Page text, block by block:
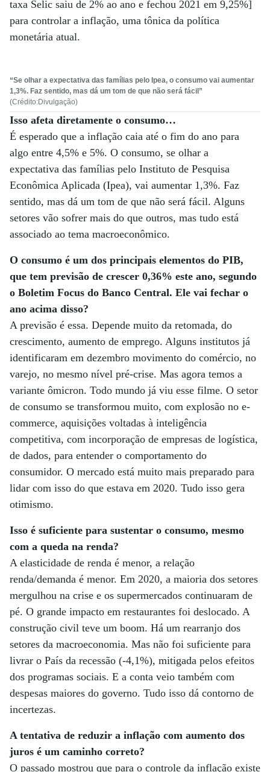
taxa Selic saiu de 2% ao ano e fechou 2021 em 9,25%]
para controlar a inflação, uma tônica da política
monetária atual.
“Se olhar a expectativa das famílias pelo Ipea, o consumo vai aumentar
1,3%. Faz sentido, mas dá um tom de que não será fácil”
(Crédito:Divulgação)
Isso afeta diretamente o consumo…
É esperado que a inflação caia até o fim do ano para
algo entre 4,5% e 5%. O consumo, se olhar a
expectativa das famílias pelo Instituto de Pesquisa
Econômica Aplicada (Ipea), vai aumentar 1,3%. Faz
sentido, mas dá um tom de que não será fácil. Alguns
setores vão sofrer mais do que outros, mas tudo está
associado ao tema macroeconômico.
O consumo é um dos principais elementos do PIB,
que tem previsão de crescer 0,36% este ano, segundo
o Boletim Focus do Banco Central. Ele vai fechar o
ano acima disso?
A previsão é essa. Depende muito da retomada, do
crescimento, aumento de emprego. Alguns institutos já
identificaram em dezembro movimento do comércio, no
varejo, no mesmo nível pré-crise. Mas agora temos a
variante ômicron. Todo mundo já viu esse filme. O setor
de consumo se transformou muito, com explosão no e-
commerce, aquisições voltadas à inteligência
competitiva, com incorporação de empresas de logística,
de dados, para entender o comportamento do
consumidor. O mercado está muito mais preparado para
lidar com isso do que estava em 2020. Tudo isso gera
otimismo.
Isso é suficiente para sustentar o consumo, mesmo
com a queda na renda?
A elasticidade de renda é menor, a relação
renda/demanda é menor. Em 2020, a maioria dos setores
mergulhou na crise e os supermercados continuaram de
pé. O grande impacto em restaurantes foi deslocado. A
construção civil teve um boom. Há um rearranjo dos
setores da macroeconomia. Mas não foi suficiente para
livrar o País da recessão (-4,1%), mitigada pelos efeitos
dos programas sociais. E a conta veio também com
despesas maiores do governo. Tudo isso dá contorno de
incertezas.
A tentativa de reduzir a inflação com aumento dos
juros é um caminho correto?
O passado mostrou que para o controle da inflação existe